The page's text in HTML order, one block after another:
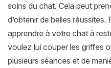
soins du chat. Cela peut
d’obtenir de belles
apprendre à votre chat à
voulez lui couper les griffes
plusieurs séances et de